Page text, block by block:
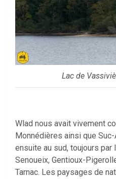
Lac de
Wlad nous avait vivement
Monnédières ainsi que
ensuite au sud, toujours
Senoueix, Gentioux-
Tarnac. Les paysages de